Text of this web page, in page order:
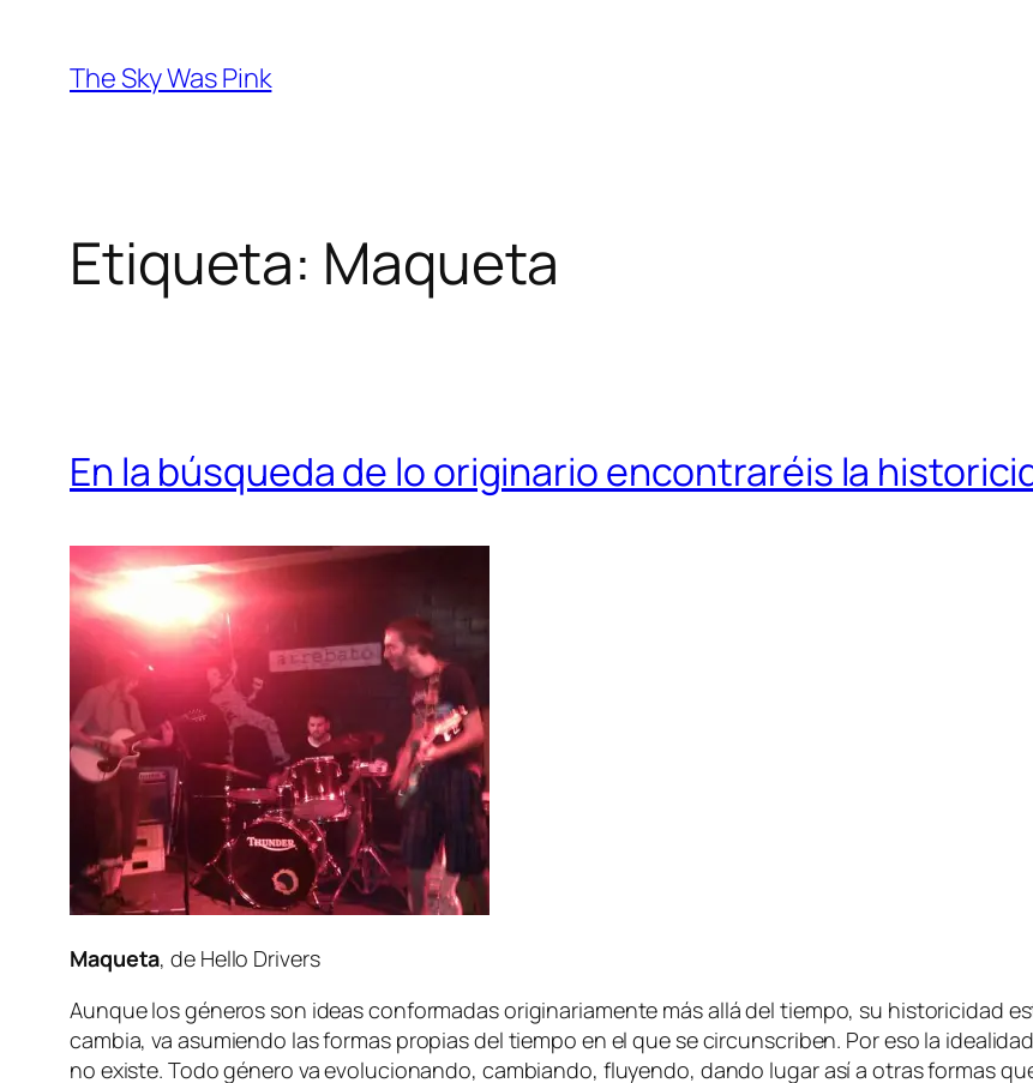
contenido
The Sky Was Pink
Etiqueta: Maqueta
En la búsqueda de lo originario encontraréis la
Maqueta, de Hello Drivers
Aunque los gé­ne­ros son ideas con­for­ma­das ori­gi­na­ria­men­te más allá del tiem­po, su his­to­ri­ci­dad
cam­bia, va asu­mien­do las for­mas pro­pias del tiem­po en el que se cir­cuns­cri­ben. Por eso la
no exis­te. Todo gé­ne­ro va evo­lu­cio­nan­do, cam­bian­do, flu­yen­do, dan­do lu­gar así a otras for­mas